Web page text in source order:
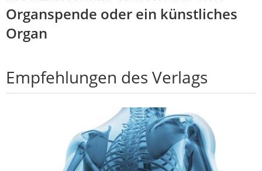
Organspende oder ein künstliches
Organ
Empfehlungen des Verlags